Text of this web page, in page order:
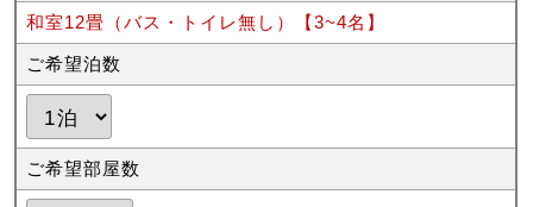
和室12畳（バス・トイレ無し）【3~4名】
ご希望泊数
ご希望部屋数